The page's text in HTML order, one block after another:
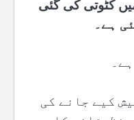
کٹوتی کی گئی
کیے جانے کی